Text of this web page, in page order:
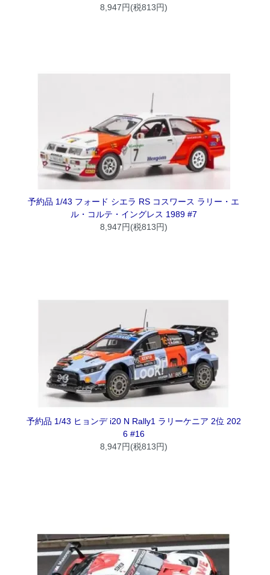
8,947円(税813円)
予約品 1/43 フォード シエラ RS コスワース ラリー・エ
ル・コルテ・イングレス 1989 #7
8,947円(税813円)
予約品 1/43 ヒョンデ i20 N Rally1 ラリーケニア 2位 202
6 #16
8,947円(税813円)